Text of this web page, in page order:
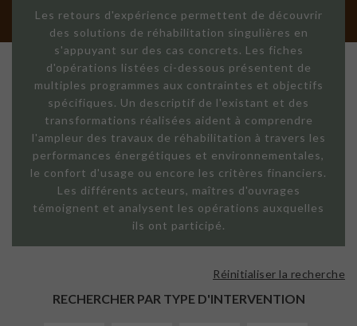
Les retours d'expérience permettent de découvrir
des solutions de réhabilitation singulières en
s'appuyant sur des cas concrets. Les fiches
d'opérations listées ci-dessous présentent de
multiples programmes aux contraintes et objectifs
spécifiques. Un descriptif de l'existant et des
transformations réalisées aident à comprendre
l'ampleur des travaux de réhabilitation à travers les
performances énergétiques et environnementales,
le confort d'usage ou encore les critères financiers.
Les différents acteurs, maîtres d'ouvrages
témoignent et analysent les opérations auxquelles
ils ont participé.
RECHERCHER PAR TYPE D'INTERVENTION
Réinitialiser la recherche
FAÇADE SUR
LINÉAIRE
ISOLATION
INTÉRIEURE